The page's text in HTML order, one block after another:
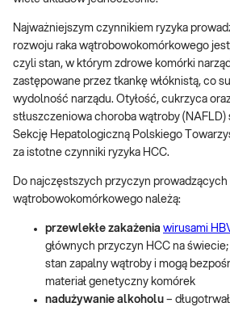
Najważniejszym czynnikiem ryzyka
rozwoju raka wątrobowokomórkowego jest
czyli stan, w którym zdrowe komórki
zastępowane przez tkankę włóknistą, co
wydolność narządu. Otyłość, cukrzyca
stłuszczeniowa choroba wątroby (NAFLD)
Sekcję Hepatologiczną Polskiego
za istotne czynniki ryzyka HCC.
Do najczęstszych przyczyn prowadzących
wątrobowokomórkowego należą:
przewlekłe zakażenia wirusami
głównych przyczyn HCC na
stan zapalny wątroby i mogą
materiał genetyczny komórek
nadużywanie alkoholu –